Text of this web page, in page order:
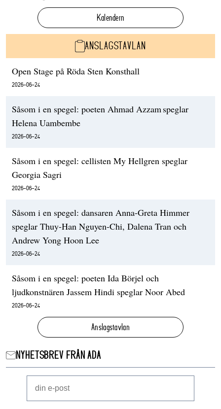
Kalendern
ANSLAGSTAVLAN
Open Stage på Röda Sten Konsthall
2026-06-24
Såsom i en spegel: poeten Ahmad Azzam speglar
Helena Uambembe
2026-06-24
Såsom i en spegel: cellisten My Hellgren speglar
Georgia Sagri
2026-06-24
Såsom i en spegel: dansaren Anna-Greta Himmer
speglar Thuy-Han Nguyen-Chi, Dalena Tran och
Andrew Yong Hoon Lee
2026-06-24
Såsom i en spegel: poeten Ida Börjel och
ljudkonstnären Jassem Hindi speglar Noor Abed
2026-06-24
Anslagstavlan
NYHETSBREV FRÅN ADA